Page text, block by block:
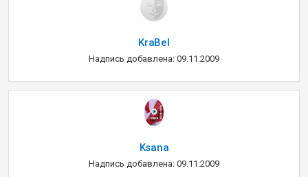
KraBel
Надпись добавлена: 09.11.2009
Ksana
Надпись добавлена: 09.11.2009